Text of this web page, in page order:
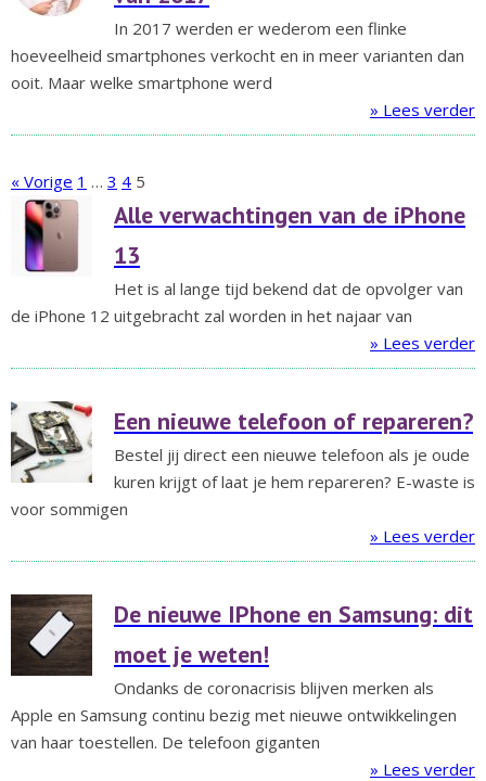
In 2017 werden er wederom een flinke
hoeveelheid smartphones verkocht en in meer varianten dan
ooit. Maar welke smartphone werd
» Lees verder
« Vorige 1 … 3 4 5
Alle verwachtingen van de iPhone
13
Het is al lange tijd bekend dat de opvolger van
de iPhone 12 uitgebracht zal worden in het najaar van
» Lees verder
Een nieuwe telefoon of repareren?
Bestel jij direct een nieuwe telefoon als je oude
kuren krijgt of laat je hem repareren? E-waste is
voor sommigen
» Lees verder
De nieuwe IPhone en Samsung: dit
moet je weten!
Ondanks de coronacrisis blijven merken als
Apple en Samsung continu bezig met nieuwe ontwikkelingen
van haar toestellen. De telefoon giganten
» Lees verder